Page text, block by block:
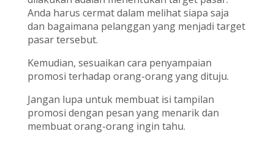
Anda harus cermat dalam melihat siapa saja
dan bagaimana pelanggan yang menjadi target
pasar tersebut.
Kemudian, sesuaikan cara penyampaian
promosi terhadap orang-orang yang dituju.
Jangan lupa untuk membuat isi tampilan
promosi dengan pesan yang menarik dan
membuat orang-orang ingin tahu.